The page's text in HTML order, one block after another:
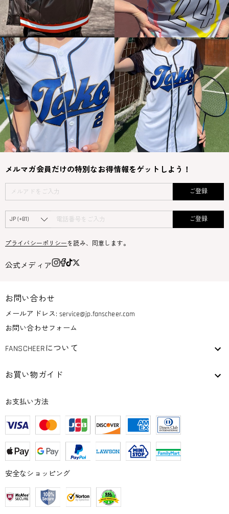
メルマガ会員だけの特別なお得情報をゲットしよう！
ご登録
ご登録
プライバシーポリシー を読み、同意します。
公式メディア
お問い合わせ
メールアドレス:service@jp.fanscheer.com
お問い合わせフォーム
FANSCHEERについて
お買い物ガイド
お支払い方法
安全なショッピング